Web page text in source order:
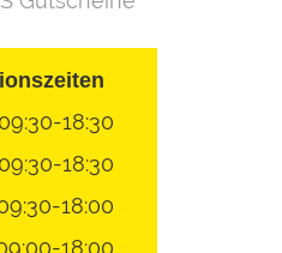
09:30-18:30
09:30-18:30
18:00
18:00